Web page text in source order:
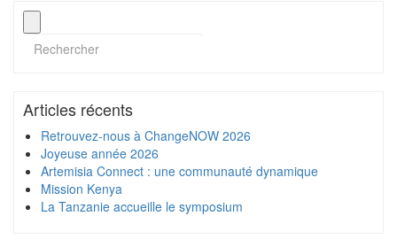
Articles récents
Retrouvez-nous à ChangeNOW 2026
Joyeuse année 2026
Artemisia Connect : une communauté dynamique
Mission Kenya
La Tanzanie accueille le symposium